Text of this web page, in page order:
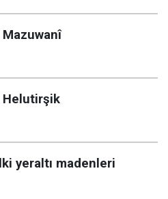
Helutirşik
yeraltı madenleri